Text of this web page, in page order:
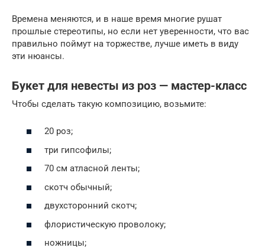
Времена меняются, и в наше время многие рушат
прошлые стереотипы, но если нет уверенности, что вас
правильно поймут на торжестве, лучше иметь в виду
эти нюансы.
Букет для невесты из роз — мастер-класс
Чтобы сделать такую композицию, возьмите:
20 роз;
три гипсофилы;
70 см атласной ленты;
скотч обычный;
двухсторонний скотч;
флористическую проволоку;
ножницы;